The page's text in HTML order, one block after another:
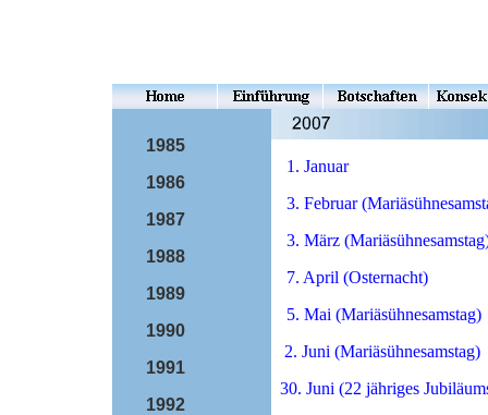
1985
1986
1987
1988
1989
1990
1991
1992
1. Januar
3. Februar
3. März
7. April (Osternacht)
5. Mai (Mariäsühnesamstag)
2. Juni (Mariäsühnesamstag)
30. Juni (22 jähriges